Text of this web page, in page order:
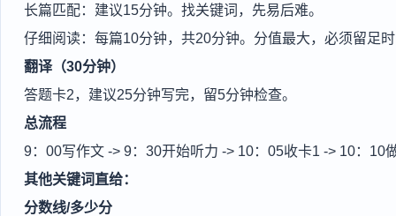
长篇匹配：建议15分钟。找关键词，先易后难。
仔细阅读：每篇10分钟，共20分钟。分值最大，必须留足
翻译（30分钟）
答题卡2，建议25分钟写完，留5分钟检查。
总流程
9：00写作文 -> 9：30开始听力 -> 10：05收卡1 -> 10：10
其他关键词直给：
分数线/多少分